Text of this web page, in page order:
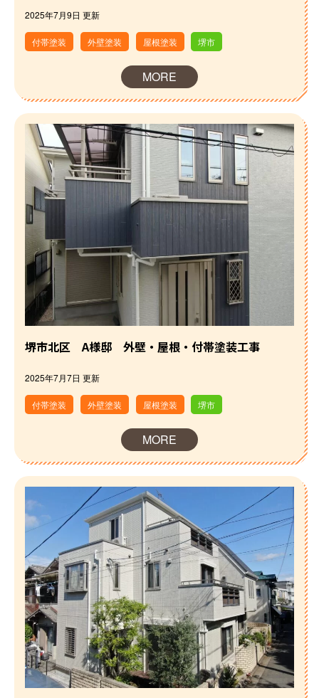
2025年7月9日 更新
付帯塗装 外壁塗装 屋根塗装 堺市
MORE
堺市北区 A様邸 外壁・屋根・付帯塗装工事
2025年7月7日 更新
付帯塗装 外壁塗装 屋根塗装 堺市
MORE